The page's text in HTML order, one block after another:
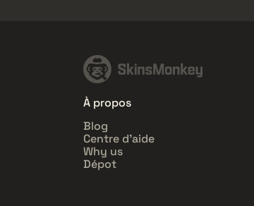
À propos
Blog
Centre d'aide
Why us
Dépot